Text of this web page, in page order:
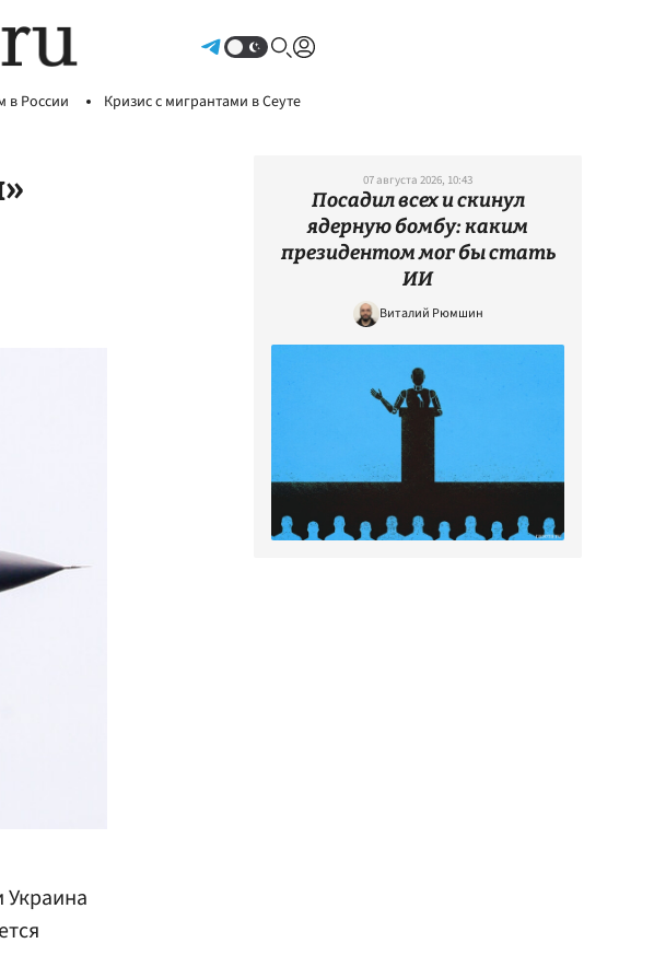
в России Кризис с мигрантами в Сеуте
Украина
07 августа 2026, 10:43
Посадил всех и скинул
ядерную бомбу: каким
президентом мог бы стать
ИИ
Виталий Рюмшин